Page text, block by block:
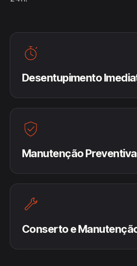
Desentupimento
Manutenção Preventiva
Conserto e